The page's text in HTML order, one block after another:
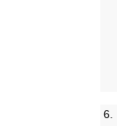
6.